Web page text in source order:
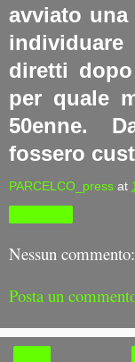
avviato una
diretti dopo
per quale
50enne.
fossero
PARCELCO_press at
Nessun commento:
Posta un